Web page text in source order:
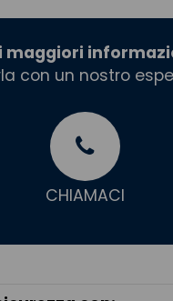
maggiori
con un nostro
CHIAMACI